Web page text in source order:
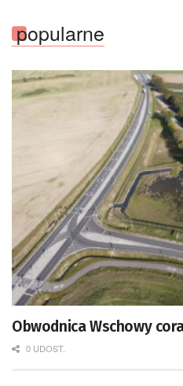
popularne
Obwodnica Wschowy
0 UDOST.